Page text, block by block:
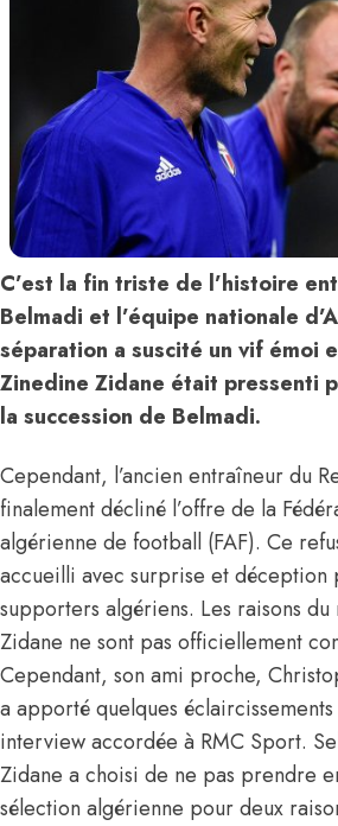
C’est la fin triste de l’histoire
Belmadi et l’équipe nationale
séparation a suscité un vif émoi
Zinedine Zidane était pressenti
la succession de Belmadi.
Cependant, l’ancien entraîneur du
finalement décliné l’offre de la
algérienne de football (FAF). Ce
accueilli avec surprise et déception
supporters algériens. Les raisons du
Zidane ne sont pas officiellement
Cependant, son ami proche,
a apporté quelques éclaircissements
interview accordée à RMC Sport.
Zidane a choisi de ne pas prendre
sélection algérienne pour deux